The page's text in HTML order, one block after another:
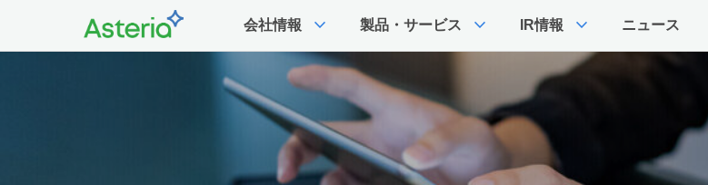
会社情報 expand_more 製品・サービス expand_more IR情報 expand_more ニュース